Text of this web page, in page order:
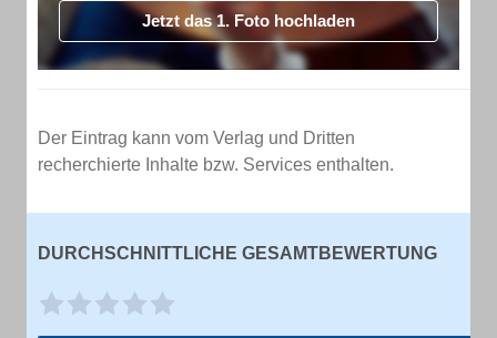
Jetzt das 1. Foto hochladen
Der Eintrag kann vom Verlag und Dritten
recherchierte Inhalte bzw. Services enthalten.
DURCHSCHNITTLICHE GESAMTBEWERTUNG